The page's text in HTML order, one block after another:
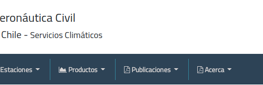
Estaciones Productos Publicaciones Acerca